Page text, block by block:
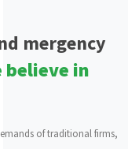
mergency
believe in
of traditional firms,